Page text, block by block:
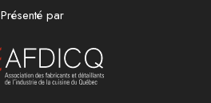
Présenté par